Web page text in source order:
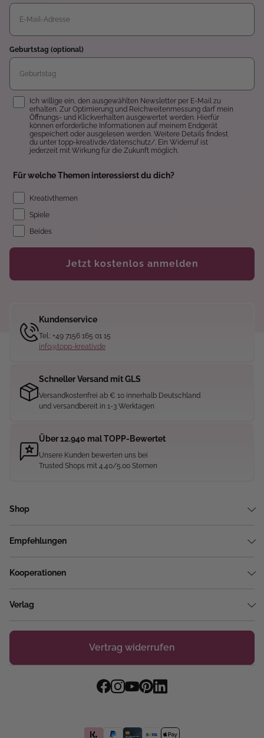
Geburtstag (optional)
Einwilligung
Ich willige ein, den ausgewählten Newsletter per E-Mail zu
erhalten. Zur Optimierung und Reichweitenmessung darf mein
Öffnungs- und Klickverhalten ausgewertet werden. Hierfür
können erforderliche Informationen auf meinem Endgerät
gespeichert oder ausgelesen werden. Weitere Details findest
du unter topp-kreativ.de/datenschutz/. Ein Widerruf ist
jederzeit mit Wirkung für die Zukunft möglich.
Für welche Themen interessierst du dich?
Kreativthemen
Spiele
Beides
Jetzt kostenlos anmelden
Kundenservice
Tel.: +49 7156 165 01 15
info@topp-kreativ.de
Schneller Versand mit GLS
Versandkostenfrei ab € 10 innerhalb Deutschland
und versandbereit in 1-3 Werktagen
Über 12.940 mal TOPP-Bewertet
Unsere Kunden bewerten uns bei
Trusted Shops mit 4.40/5.00 Sternen
Shop
Empfehlungen
Kooperationen
Verlag
Vertrag widerrufen